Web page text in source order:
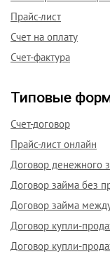
Прайс-лист
Счет на оплату
Счет-фактура
Типовые
Счет-договор
Прайс-лист онлайн
Договор денежного
Договор займа без
Договор займа
Договор купли-
Договор купли-